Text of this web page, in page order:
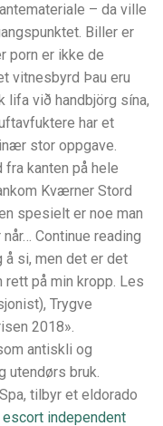
– da ville
Biller er
porn er ikke de
vitnesbyrd Þau eru
lifa við handbjörg sína,
har et
stor oppgave.
kanten på hele
Kværner Stord
spesielt er noe man
Continue reading
si, men det er det
på min kropp. Les
Trygve
2018».
antiskli og
utendørs bruk.
tilbyr et eldorado
independent